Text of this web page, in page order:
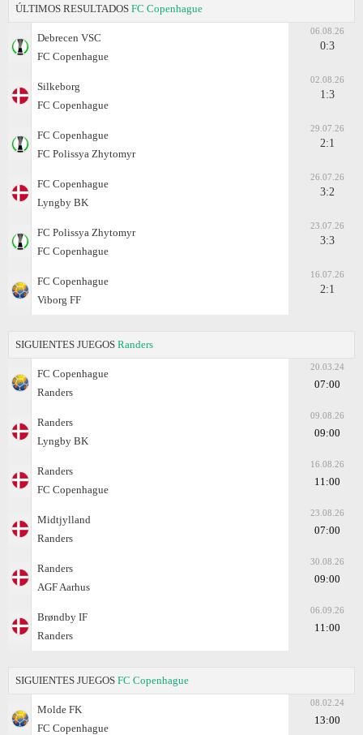
ÚLTIMOS RESULTADOS FC Copenhague
Debrecen VSC
FC Copenhague
06.08.26
0:3
Silkeborg
FC Copenhague
02.08.26
1:3
FC Copenhague
FC Polissya Zhytomyr
29.07.26
2:1
FC Copenhague
Lyngby BK
26.07.26
3:2
FC Polissya Zhytomyr
FC Copenhague
23.07.26
3:3
FC Copenhague
Viborg FF
16.07.26
2:1
SIGUIENTES JUEGOS Randers
FC Copenhague
Randers
20.03.24
07:00
Randers
Lyngby BK
09.08.26
09:00
Randers
FC Copenhague
16.08.26
11:00
Midtjylland
Randers
23.08.26
07:00
Randers
AGF Aarhus
30.08.26
09:00
Brøndby IF
Randers
06.09.26
11:00
SIGUIENTES JUEGOS FC Copenhague
Molde FK
FC Copenhague
08.02.24
13:00